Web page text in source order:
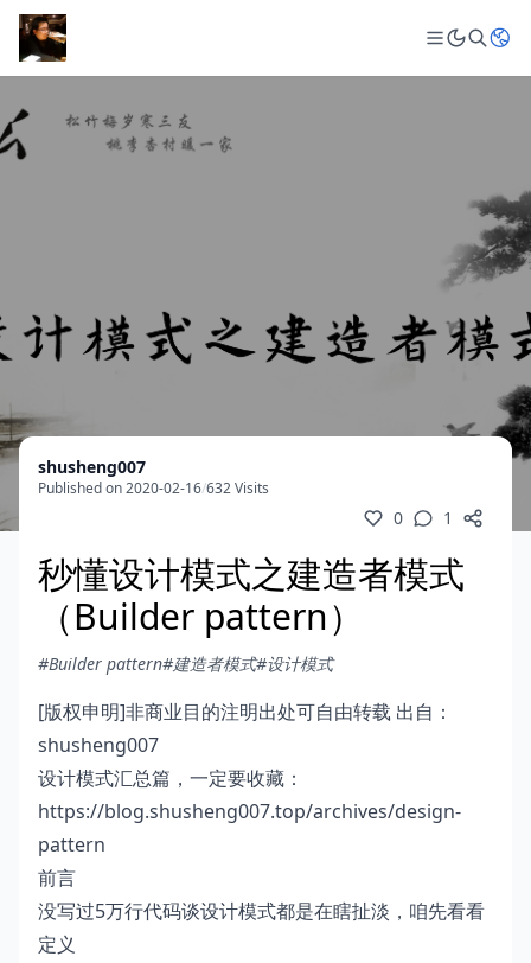
shusheng007
Published on 2020-02-16/632 Visits
0 1
秒懂设计模式之建造者模式
（Builder pattern）
#Builder pattern#建造者模式#设计模式
[版权申明]非商业目的注明出处可自由转载 出自：
shusheng007
设计模式汇总篇，一定要收藏：
https://blog.shusheng007.top/archives/design-
pattern
前言
没写过5万行代码谈设计模式都是在瞎扯淡，咱先看看
定义